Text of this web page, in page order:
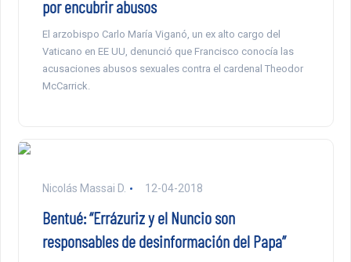
por encubrir abusos
El arzobispo Carlo María Viganó, un ex alto cargo del
Vaticano en EE UU, denunció que Francisco conocía las
acusaciones abusos sexuales contra el cardenal Theodor
McCarrick.
Nicolás Massai D. 12-04-2018
Bentué: “Errázuriz y el Nuncio son
responsables de desinformación del Papa”